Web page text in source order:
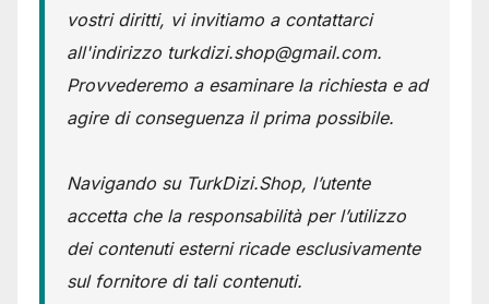
vostri diritti, vi invitiamo a contattarci
all'indirizzo turkdizi.shop@gmail.com.
Provvederemo a esaminare la richiesta e ad
agire di conseguenza il prima possibile.
Navigando su TurkDizi.Shop, l’utente
accetta che la responsabilità per l’utilizzo
dei contenuti esterni ricade esclusivamente
sul fornitore di tali contenuti.